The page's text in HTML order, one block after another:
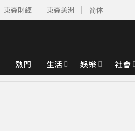
東森財經 東森美洲 简体
熱門 生活 娛樂 社會